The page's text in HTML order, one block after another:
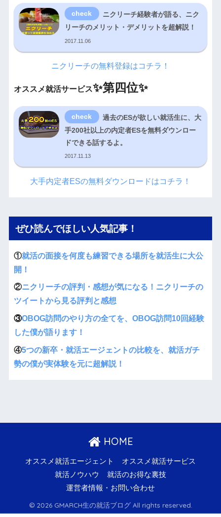
ニクリーチ経験者が語る、ニク
リーチのメリット・デメリットを超解説！
2017.11.06
ニクリーチの無料登録はコチラ！
オススメ就活サービス✨第四位✨
過去のESが欲しい就活生に、大
手200社以上の内定者ESを無料ダウンロー
ドできる話するよ。
2017.11.13
大手内定者ESの無料ダウンロードはコチラ！
ぜひ読んでほしい人気記事！
①就活の面接を何度も練習できる場所を就活生に大公
開！
②ニクリーチの評判・感想が気になる！ニクリーチの
ツイートから見る評判と感想
③OBOG訪問のやり方の全てを、OBOG訪問10回経験
した僕が語ります！
④5つの新卒・就活エージェントの比較を、就活ガチ
勢の僕が実体験を元に超解説！
HOME
オススメ就活エージェント
オススメ就活サービス
就活ノウハウ
就活のお得な裏技
運営者情報・お問い合わせ
© 2026 GMARCH生の就活ブログ All rights reserved.